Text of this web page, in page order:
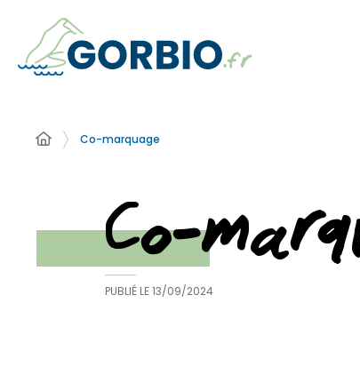
Co-marquage
Co-
PUBLIÉ LE13/09/2024